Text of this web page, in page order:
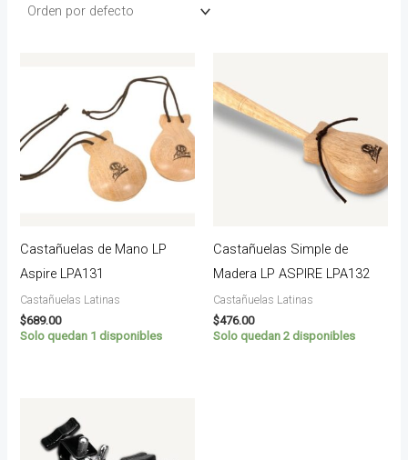
Castañuelas de Mano LP
Aspire LPA131
Castañuelas Latinas
$689.00
Solo quedan 1 disponibles
Castañuelas Simple de
Madera LP ASPIRE LPA132
Castañuelas Latinas
$476.00
Solo quedan 2 disponibles